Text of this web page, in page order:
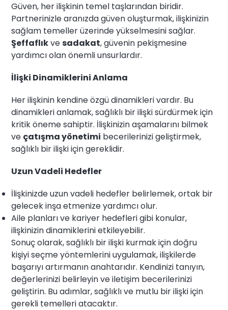
Güven, her ilişkinin temel taşlarından biridir.
Partnerinizle aranızda güven oluşturmak, ilişkinizin
sağlam temeller üzerinde yükselmesini sağlar.
Şeffaflıkvesadakat, güvenin pekişmesine
yardımcı olan önemli unsurlardır.
İlişki Dinamiklerini Anlama
Her ilişkinin kendine özgü dinamikleri vardır. Bu
dinamikleri anlamak, sağlıklı bir ilişki sürdürmek için
kritik öneme sahiptir. İlişkinizin aşamalarını bilmek
ve çatışma yönetimi becerilerinizi geliştirmek,
sağlıklı bir ilişki için gereklidir.
Uzun Vadeli Hedefler
İlişkinizde uzun vadeli hedefler belirlemek, ortak bir
gelecek inşa etmenize yardımcı olur.
Aile planları ve kariyer hedefleri gibi konular,
ilişkinizin dinamiklerini etkileyebilir.
Sonuç olarak, sağlıklı bir ilişki kurmak için doğru
kişiyi seçme yöntemlerini uygulamak, ilişkilerde
başarıyı artırmanın anahtarıdır. Kendinizi tanıyın,
değerlerinizi belirleyin ve iletişim becerilerinizi
geliştirin. Bu adımlar, sağlıklı ve mutlu bir ilişki için
gerekli temelleri atacaktır.